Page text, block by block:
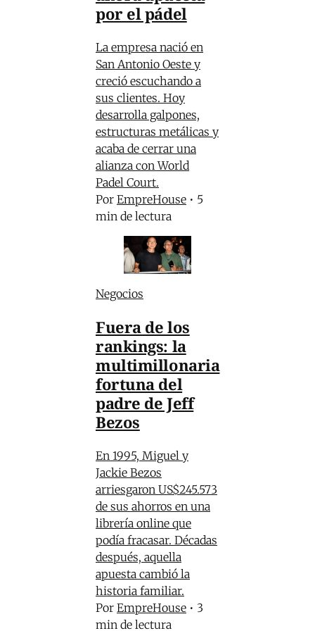
por el pádel
La empresa nació en
San Antonio Oeste y
creció escuchando a
sus clientes. Hoy
desarrolla galpones,
estructuras metálicas y
acaba de cerrar una
alianza con World
Padel Court.
Por EmpreHouse • 5
min de lectura
Negocios
Fuera de los
rankings: la
multimillonaria
fortuna del
padre de Jeff
Bezos
En 1995, Miguel y
Jackie Bezos
arriesgaron US$245.573
de sus ahorros en una
librería online que
podía fracasar. Décadas
después, aquella
apuesta cambió la
historia familiar.
Por EmpreHouse • 3
min de lectura